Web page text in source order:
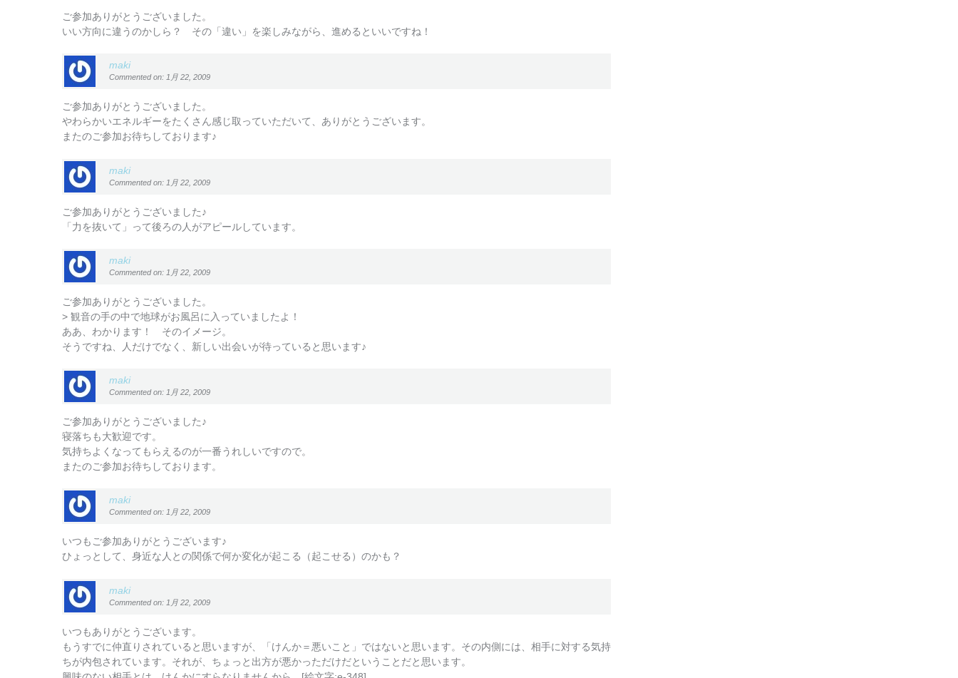
ご参加ありがとうございました。
いい方向に違うのかしら？ その「違い」を楽しみながら、進めるといいですね！
maki
Commented on: 1月 22, 2009
ご参加ありがとうございました。
やわらかいエネルギーをたくさん感じ取っていただいて、ありがとうございます。
またのご参加お待ちしております♪
maki
Commented on: 1月 22, 2009
ご参加ありがとうございました♪
「力を抜いて」って後ろの人がアピールしています。
maki
Commented on: 1月 22, 2009
ご参加ありがとうございました。
> 観音の手の中で地球がお風呂に入っていましたよ！
ああ、わかります！ そのイメージ。
そうですね、人だけでなく、新しい出会いが待っていると思います♪
maki
Commented on: 1月 22, 2009
ご参加ありがとうございました♪
寝落ちも大歓迎です。
気持ちよくなってもらえるのが一番うれしいですので。
またのご参加お待ちしております。
maki
Commented on: 1月 22, 2009
いつもご参加ありがとうございます♪
ひょっとして、身近な人との関係で何か変化が起こる（起こせる）のかも？
maki
Commented on: 1月 22, 2009
いつもありがとうございます。
もうすでに仲直りされていると思いますが、「けんか＝悪いこと」ではないと思います。その内側には、相手に対する気持
ちが内包されています。それが、ちょっと出方が悪かっただけだということだと思います。